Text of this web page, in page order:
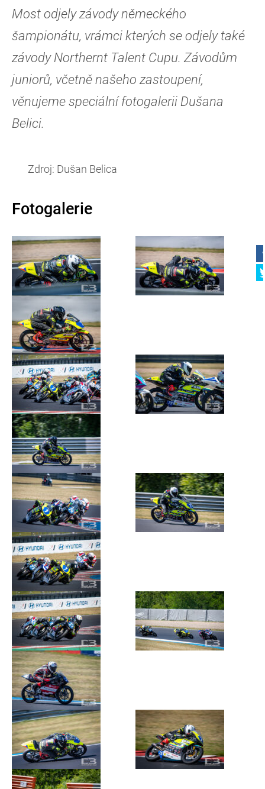
Most odjely závody německého
šampionátu, vrámci kterých se odjely také
závody Northernt Talent Cupu. Závodům
juniorů, včetně našeho zastoupení,
věnujeme speciální fotogalerii Dušana
Belici.
Zdroj: Dušan Belica
Fotogalerie